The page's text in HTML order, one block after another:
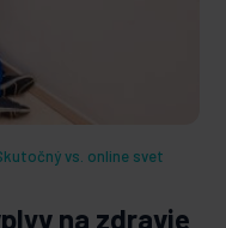
vs. online svet
na zdravie